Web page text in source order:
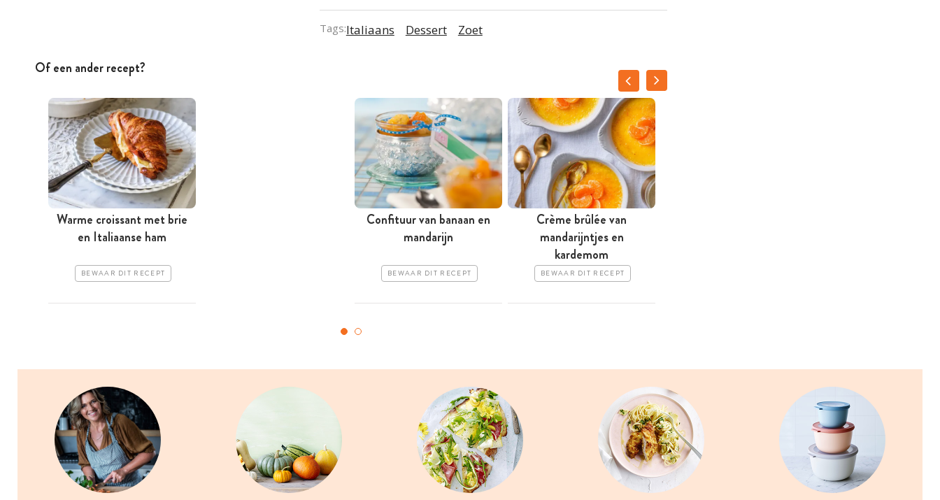
Tags:Italiaans Dessert Zoet
Of een ander recept?
Warme croissant met brie
en Italiaanse ham
BEWAAR DIT RECEPT
Confituur van banaan en
mandarijn
BEWAAR DIT RECEPT
Crème brûlée van
mandarijntjes en
kardemom
BEWAAR DIT RECEPT